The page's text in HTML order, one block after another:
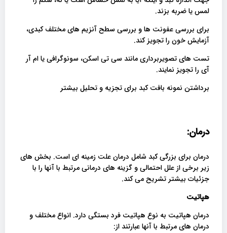
لمس یا ضربه بزند.
برای بررسی عفونت ها و بررسی سطح آنزیم های مختلف کبدی،
آزمایش خون را تجویز کند.
تست های تصویربرداری مانند سی تی اسکن، سونوگرافی یا ام آر
آی را تجویز نمایند.
برداشتن نمونه بافت کبد برای تجزیه و تحلیل بیشتر
درمان:
درمان برای بزرگی کبد شامل درمان علت زمینه ای است. بخش های
زیر برخی از علل احتمالی و گزینه های درمانی مرتبط با آنها را با
جزئیات بیشتر تشریح می کند.
هپاتیت
درمان هپاتیت به نوع هپاتیت فرد بستگی دارد. انواع مختلف و
درمان های مرتبط با آنها عبارتند از: